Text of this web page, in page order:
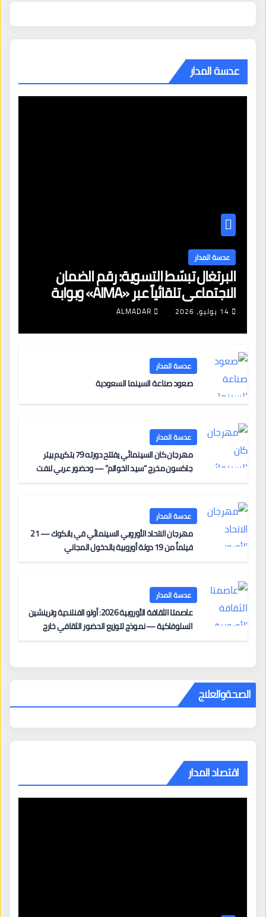
عدسة المدار
عدسة المدار
البرتغال تبسّط التسوية: رقم الضمان
الاجتماعي تلقائياً عبر «AIMA» وبوابة
جديدة لتجديد الإقامات
14 يوليو، 2026 ALMADAR
عدسة المدار
صعود صناعة السينما السعودية
عدسة المدار
مهرجان كان السينمائي يفتتح دورته 79 بتكريم بيتر
جاكسون مخرج “سيد الخواتم” — وحضور عربي لافت
عدسة المدار
مهرجان الاتحاد الأوروبي السينمائي في بانكوك — 21
فيلماً من 19 دولة أوروبية بالدخول المجاني
عدسة المدار
عاصمتا الثقافة الأوروبية 2026: أولو الفنلندية وترينشين
السلوفاكية — نموذج لتوزيع الحضور الثقافي خارج
الصحةوالعلاج
اقتصاد المدار